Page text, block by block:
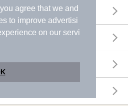
agree that we and
to improve advertisi
on our servi